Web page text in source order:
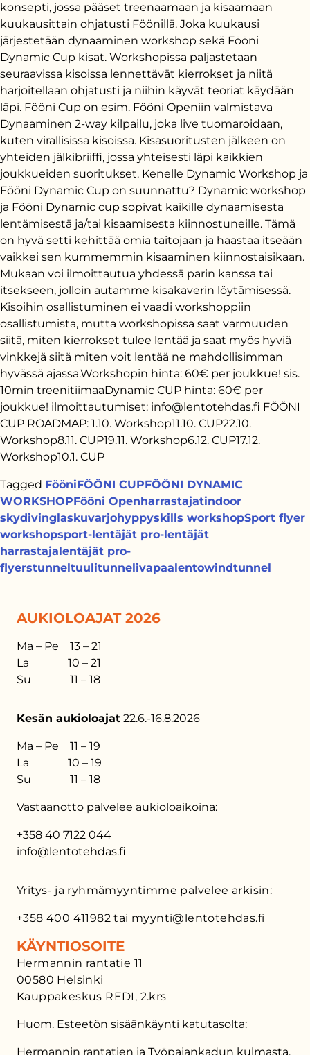
konsepti, jossa pääset treenaamaan ja kisaamaan
kuukausittain ohjatusti Föönillä. Joka kuukausi
järjestetään dynaaminen workshop sekä Fööni
Dynamic Cup kisat. Workshopissa paljastetaan
seuraavissa kisoissa lennettävät kierrokset ja niitä
harjoitellaan ohjatusti ja niihin käyvät teoriat käydään
läpi. Fööni Cup on esim. Fööni Openiin valmistava
Dynaaminen 2-way kilpailu, joka live tuomaroidaan,
kuten virallisissa kisoissa. Kisasuoritusten jälkeen on
yhteiden jälkibriiffi, jossa yhteisesti läpi kaikkien
joukkueiden suoritukset. Kenelle Dynamic Workshop ja
Fööni Dynamic Cup on suunnattu? Dynamic workshop
ja Fööni Dynamic cup sopivat kaikille dynaamisesta
lentämisestä ja/tai kisaamisesta kiinnostuneille. Tämä
on hyvä setti kehittää omia taitojaan ja haastaa itseään
vaikkei sen kummemmin kisaaminen kiinnostaisikaan.
Mukaan voi ilmoittautua yhdessä parin kanssa tai
itsekseen, jolloin autamme kisakaverin löytämisessä.
Kisoihin osallistuminen ei vaadi workshoppiin
osallistumista, mutta workshopissa saat varmuuden
siitä, miten kierrokset tulee lentää ja saat myös hyviä
vinkkejä siitä miten voit lentää ne mahdollisimman
hyvässä ajassa.Workshopin hinta: 60€ per joukkue! sis.
10min treenitiimaaDynamic CUP hinta: 60€ per
joukkue! ilmoittautumiset: info@lentotehdas.fi FÖÖNI
CUP ROADMAP: 1.10. Workshop11.10. CUP22.10.
Workshop8.11. CUP19.11. Workshop6.12. CUP17.12.
Workshop10.1. CUP
Tagged FööniFÖÖNI CUPFÖÖNI DYNAMIC
WORKSHOPFööni Open harrastajatindoor
skydiving laskuvarjohyppyskills workshopSport flyer
workshopsport-lentäjät pro-lentäjät
harrastajalentäjät pro-
flyerstunnel tuulitunnelivapaalentowindtunnel
AUKIOLOAJAT 2026
Ma – Pe 13 – 21
La 10 – 21
Su 11 – 18
Kesän aukioloajat 22.6.-16.8.2026
Ma – Pe 11 – 19
La 10 – 19
Su 11 – 18
Vastaanotto palvelee aukioloaikoina:
+358 40 7122 044
info@lentotehdas.fi
Yritys- ja ryhmämyyntimme palvelee arkisin:
+358 400 411982 tai myynti@lentotehdas.fi
KÄYNTIOSOITE
Hermannin rantatie 11
00580 Helsinki
Kauppakeskus REDI, 2.krs
Huom. Esteetön sisäänkäynti katutasolta:
Hermannin rantatien ja Työpajankadun kulmasta.